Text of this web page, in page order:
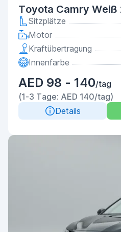
Toyota Camry Weiß
Sitzplätze
Motor
Kraftübertragung
Innenfarbe
AED 98 - 140/tag
(1-3 Tage: AED 140/tag)
Details